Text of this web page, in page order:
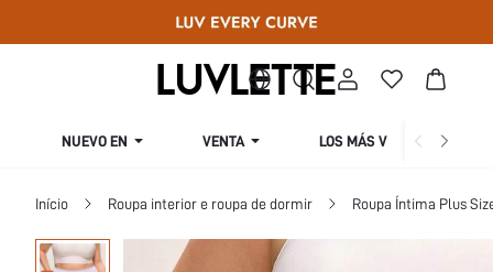
NUEVO EN VENTA LOS MÁS VENDIDOS
Início Roupa interior e roupa de dormir Roupa Íntima Plus